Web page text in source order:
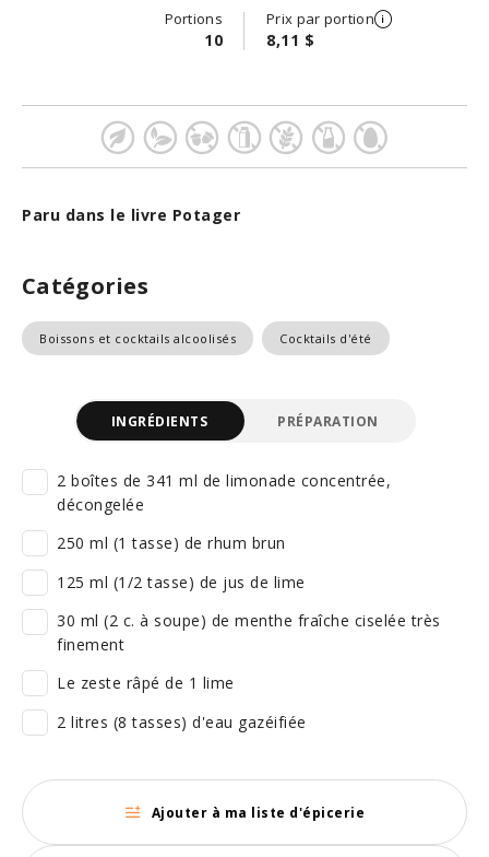
Portions
10
Prix par portion
8,11 $
Paru dans le livre Potager
Catégories
Boissons et cocktails alcoolisés Cocktails d'été
INGRÉDIENTS PRÉPARATION
2 boîtes de 341 ml de limonade concentrée,
décongelée
250 ml (1 tasse) de rhum brun
125 ml (1/2 tasse) de jus de lime
30 ml (2 c. à soupe) de menthe fraîche ciselée très
finement
Le zeste râpé de 1 lime
2 litres (8 tasses) d'eau gazéifiée
Ajouter à ma liste d'épicerie